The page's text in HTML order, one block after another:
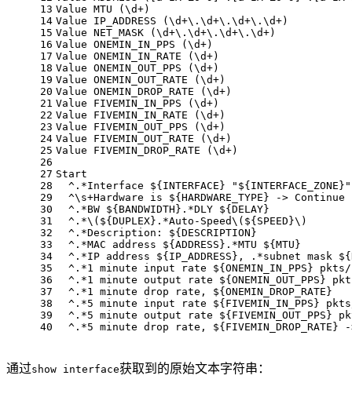
13
14
15
16
17
18
19
20
21
22
23
24
25
26
27
28
29
30
31
32
33
34
35
36
37
38
39
40
Value MTU (\d+)
Value IP_ADDRESS (\d+\.\d+\.\d+\.\d+)
Value NET_MASK (\d+\.\d+\.\d+\.\d+)
Value ONEMIN_IN_PPS (\d+)
Value ONEMIN_IN_RATE (\d+)
Value ONEMIN_OUT_PPS (\d+)
Value ONEMIN_OUT_RATE (\d+)
Value ONEMIN_DROP_RATE (\d+)
Value FIVEMIN_IN_PPS (\d+)
Value FIVEMIN_IN_RATE (\d+)
Value FIVEMIN_OUT_PPS (\d+)
Value FIVEMIN_OUT_RATE (\d+)
Value FIVEMIN_DROP_RATE (\d+)
Start
^.*Interface ${INTERFACE}
  ^\s+Hardware is ${HARDWARE_TYPE} -> Continue
  ^.*BW ${BANDWIDTH}.*DLY ${DELAY}
  ^.*\(${DUPLEX}.*Auto-Speed\(${SPEED}\)
  ^.*Description: ${DESCRIPTION}
  ^.*MAC address ${ADDRESS}.*MTU ${MTU}
^.*IP address ${IP_ADDRESS}, .*subnet mask
^.*1 minute input rate ${ONEMIN_IN_PPS}
^.*1 minute output rate ${ONEMIN_OUT_PPS}
  ^.*1 minute drop rate, ${ONEMIN_DROP_RATE}
^.*5 minute input rate ${FIVEMIN_IN_PPS}
^.*5 minute output rate ${FIVEMIN_OUT_PPS}
^.*5 minute drop rate, ${FIVEMIN_DROP_RATE}
通过show interface获取到的原始文本字符串：